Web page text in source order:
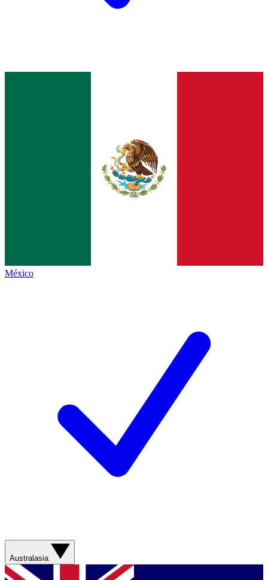
México
Australasia